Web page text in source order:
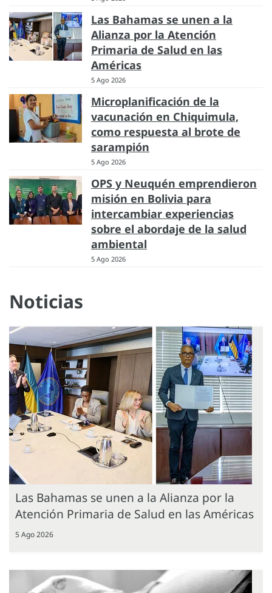
Las Bahamas se unen a la
Alianza por la Atención
Primaria de Salud en las
Américas
5 Ago 2026
Microplanificación de la
vacunación en Chiquimula,
como respuesta al brote de
sarampión
5 Ago 2026
OPS y Neuquén emprendieron
misión en Bolivia para
intercambiar experiencias
sobre el abordaje de la salud
ambiental
5 Ago 2026
Noticias
Las Bahamas se unen a la Alianza por la
Atención Primaria de Salud en las Américas
5 Ago 2026